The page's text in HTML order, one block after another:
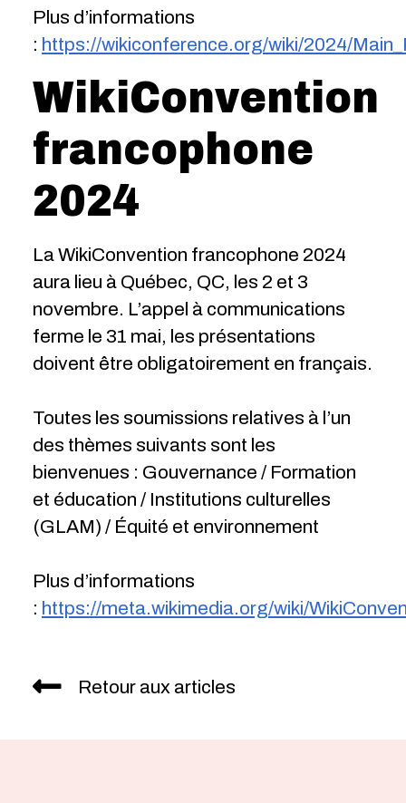
Plus d’informations
: https://wikiconference.org/wiki/2024/
WikiConvention
francophone
2024
La WikiConvention francophone 2024
aura lieu à Québec, QC, les 2 et 3
novembre. L’appel à communications
ferme le 31 mai, les présentations
doivent être obligatoirement en français.
Toutes les soumissions relatives à l’un
des thèmes suivants sont les
bienvenues : Gouvernance / Formation
et éducation / Institutions culturelles
(GLAM) / Équité et environnement
Plus d’informations
: https://meta.wikimedia.org/wiki/
Retour aux articles